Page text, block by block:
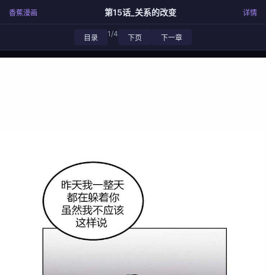
香蕉漫画 第15话_关系的改变 详情
目录 1/4 下页 下一章